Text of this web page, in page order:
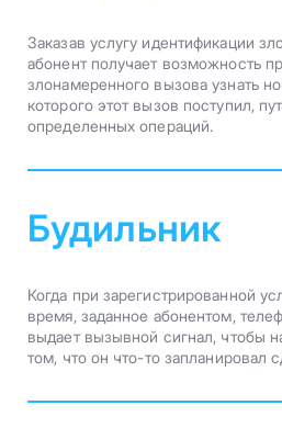
Заказав услугу идентификации
абонент получает возможность
злонамеренного вызова узнать
которого этот вызов поступил,
определенных операций.
Будильник
Когда при зарегистрированной
время, заданное абонентом,
выдает вызывной сигнал, чтобы
том, что он что-то запланировал